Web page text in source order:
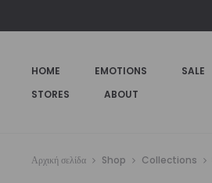
HOME EMOTIONS SALE
STORES
ABOUT
Αρχική σελίδα Shop Collections
€49,00.